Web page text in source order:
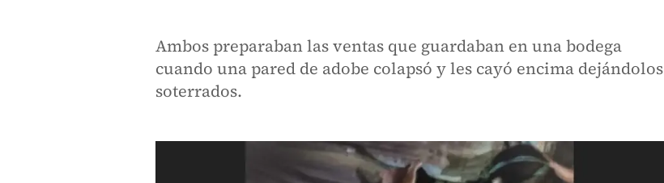
Ambos preparaban las ventas que guardaban en una bodega
cuando una pared de adobe colapsó y les cayó encima dejándolos
soterrados.